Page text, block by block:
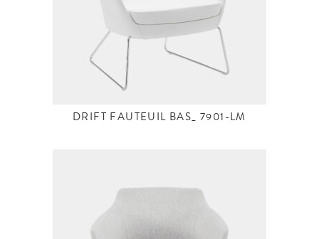
DRIFT FAUTEUIL BAS_ 7901-LM